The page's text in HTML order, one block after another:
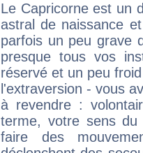
Le Capricorne est un
astral de naissance
parfois un peu grave
presque tous vos
réservé et un peu
l'extraversion - vous
à revendre :
terme, votre sens
faire des